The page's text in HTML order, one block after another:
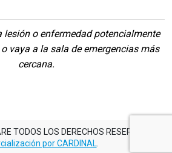
lesión o enfermedad potencialmente
vaya a la sala de emergencias más
cercana.
TODOS LOS DERECHOS RESERVADOS -
por CARDINAL.